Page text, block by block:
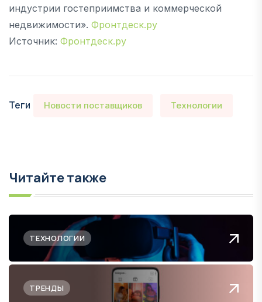
индустрии гостеприимства и коммерческой
недвижимости». Фронтдеск.ру
Источник: Фронтдеск.ру
Теги Новости поставщиков Технологии
Читайте также
ТЕХНОЛОГИИ
ТРЕНДЫ